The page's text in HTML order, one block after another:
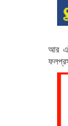
আর এই